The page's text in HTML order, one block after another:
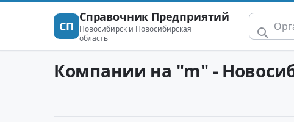
СП
Справочник Предприятий
Новосибирск и Новосибирская
область
Компании на "m" -